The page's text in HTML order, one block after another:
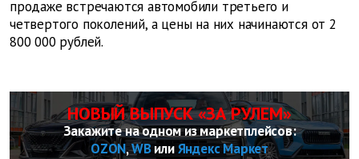
продаже встречаются автомобили третьего и
четвертого поколений, а цены на них начинаются от 2
800 000 рублей.
НОВЫЙ ВЫПУСК «ЗА РУЛЕМ»
Закажите на одном из маркетплейсов:
OZON,WBилиЯндекс Маркет